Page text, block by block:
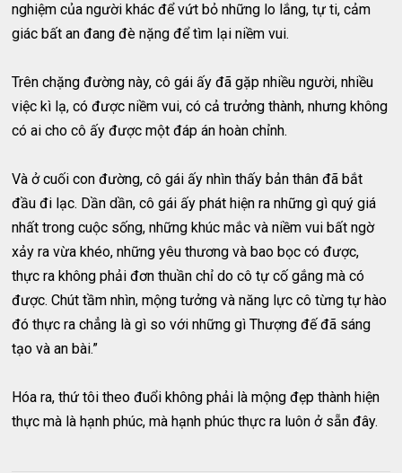
nghiệm của người khác để vứt bỏ những lo lắng, tự ti, cảm
giác bất an đang đè nặng để tìm lại niềm vui.
Trên chặng đường này, cô gái ấy đã gặp nhiều người, nhiều
việc kì lạ, có được niềm vui, có cả trưởng thành, nhưng không
có ai cho cô ấy được một đáp án hoàn chỉnh.
Và ở cuối con đường, cô gái ấy nhìn thấy bản thân đã bắt
đầu đi lạc. Dần dần, cô gái ấy phát hiện ra những gì quý giá
nhất trong cuộc sống, những khúc mắc và niềm vui bất ngờ
xảy ra vừa khéo, những yêu thương và bao bọc có được,
thực ra không phải đơn thuần chỉ do cô tự cố gắng mà có
được. Chút tầm nhìn, mộng tưởng và năng lực cô từng tự hào
đó thực ra chẳng là gì so với những gì Thượng đế đã sáng
tạo và an bài.”
Hóa ra, thứ tôi theo đuổi không phải là mộng đẹp thành hiện
thực mà là hạnh phúc, mà hạnh phúc thực ra luôn ở sẵn đây.